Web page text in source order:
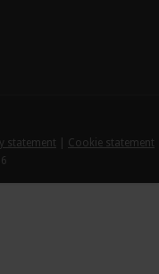
statement
Cookie statement